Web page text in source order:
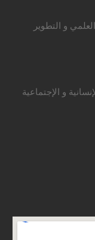
و التطوير
و الإجتماعية